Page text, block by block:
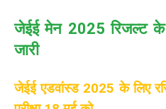
जेईई मेन 2025 रिजल्ट के
जारी
जेईई एडवांस्ड 2025 के लिए